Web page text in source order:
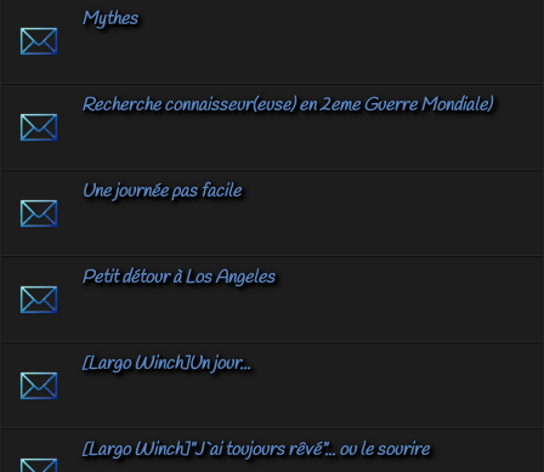
Mythes
Recherche connaisseur(euse) en 2eme Guerre Mondiale)
Une journée pas facile
Petit détour à Los Angeles
[Largo Winch]Un jour...
[Largo Winch]"J`ai toujours rêvé"... ou le sourire